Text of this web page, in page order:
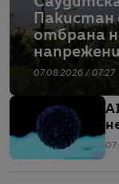
отбрана
Иран
07.08.2026 / 07:27